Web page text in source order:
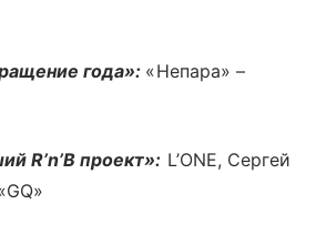
года»: «Непара» –
R’n’B проект»: L’ONE, Сергей